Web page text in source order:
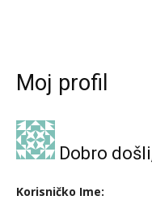
Moj profil
Dobro
Korisničko Ime: